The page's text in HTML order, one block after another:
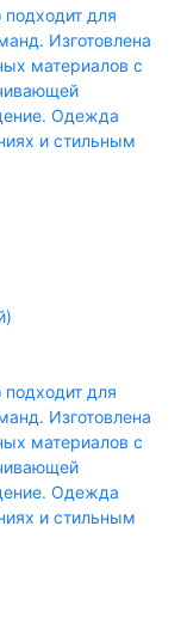
для
Изготовлена
материалов с
Одежда
и стильным
для
Изготовлена
материалов с
Одежда
и стильным